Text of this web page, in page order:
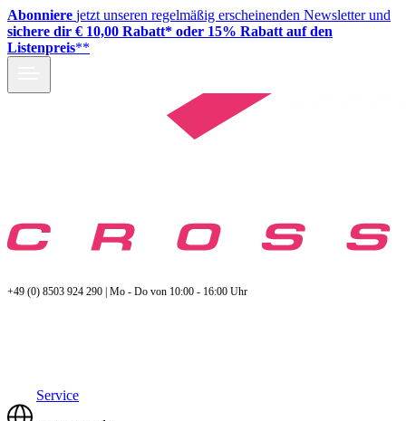
Abonniere jetzt unseren regelmäßig erscheinenden Newsletter und
sichere dir € 10,00 Rabatt* oder 15% Rabatt auf den
Listenpreis**
+49 (0) 8503 924 290 | Mo - Do von 10:00 - 16:00 Uhr
Service